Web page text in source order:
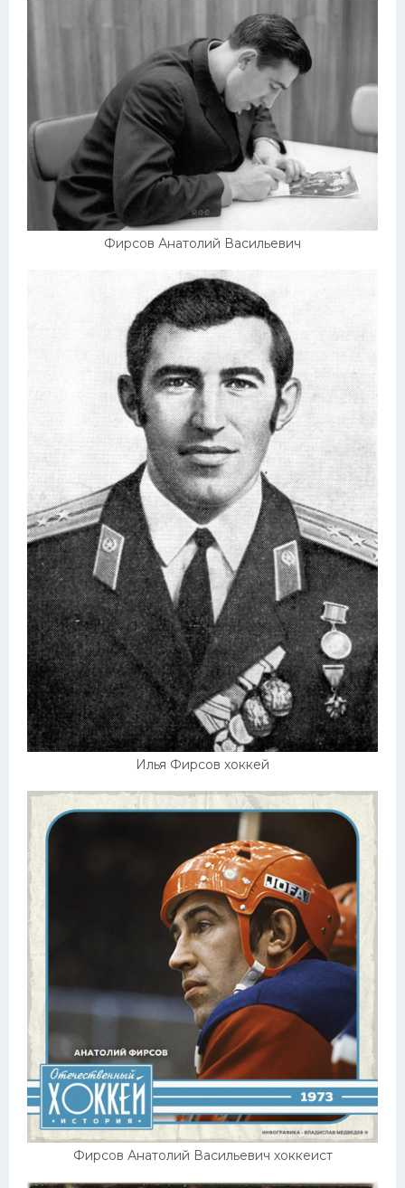
Фирсов Анатолий Васильевич
Илья Фирсов хоккей
Фирсов Анатолий Васильевич хоккеист